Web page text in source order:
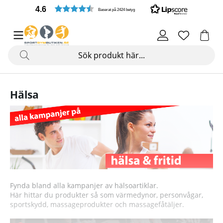
4.6 Baserat på 2424 betyg
Hälsa
Fynda bland alla kampanjer av hälsoartiklar.
Här hittar du produkter så som värmedynor, personvågar,
sportskydd, massageprodukter och massagefåtäljer.